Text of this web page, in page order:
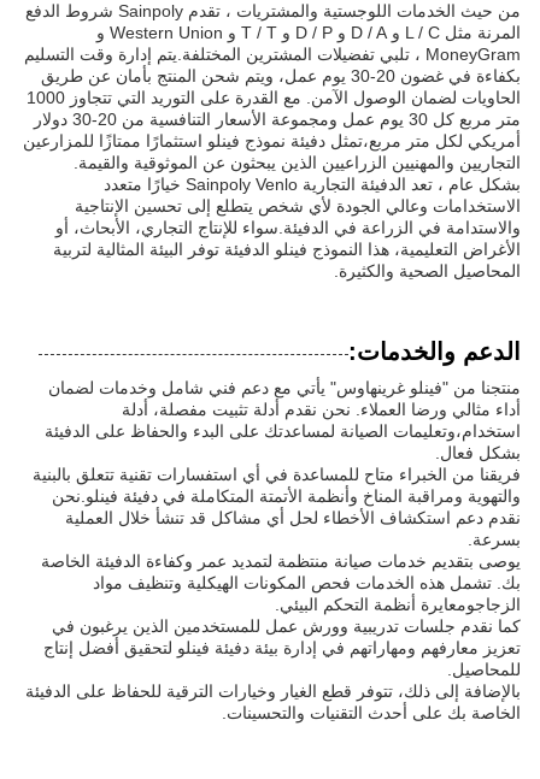
من حيث الخدمات اللوجستية والمشتريات ، تقدم Sainpoly شروط الدفع
المرنة مثل L / C و D / A و D / P و T / T و Western Union و
MoneyGram ، تلبي تفضيلات المشترين المختلفة.يتم إدارة وقت التسليم
بكفاءة في غضون 20-30 يوم عمل، ويتم شحن المنتج بأمان عن طريق
الحاويات لضمان الوصول الآمن. مع القدرة على التوريد التي تتجاوز 1000
متر مربع كل 30 يوم عمل ومجموعة الأسعار التنافسية من 20-30 دولار
أمريكي لكل متر مربع،تمثل دفيئة نموذج فينلو استثمارًا ممتازًا للمزارعين
التجاريين والمهنيين الزراعيين الذين يبحثون عن الموثوقية والقيمة.
بشكل عام ، تعد الدفيئة التجارية Sainpoly Venlo خيارًا متعدد
الاستخدامات وعالي الجودة لأي شخص يتطلع إلى تحسين الإنتاجية
والاستدامة في الزراعة في الدفيئة.سواء للإنتاج التجاري، الأبحاث، أو
الأغراض التعليمية، هذا النموذج فينلو الدفيئة توفر البيئة المثالية لتربية
المحاصيل الصحية والكثيرة.
الدعم والخدمات:
منتجنا من "فينلو غرينهاوس" يأتي مع دعم فني شامل وخدمات لضمان
أداء مثالي ورضا العملاء. نحن نقدم أدلة تثبيت مفصلة، أدلة
استخدام،وتعليمات الصيانة لمساعدتك على البدء والحفاظ على الدفيئة
بشكل فعال.
فريقنا من الخبراء متاح للمساعدة في أي استفسارات تقنية تتعلق بالبنية
والتهوية ومراقبة المناخ وأنظمة الأتمتة المتكاملة في دفيئة فينلو.نحن
نقدم دعم استكشاف الأخطاء لحل أي مشاكل قد تنشأ خلال العملية
بسرعة.
يوصى بتقديم خدمات صيانة منتظمة لتمديد عمر وكفاءة الدفيئة الخاصة
بك. تشمل هذه الخدمات فحص المكونات الهيكلية وتنظيف مواد
الزجاجومعايرة أنظمة التحكم البيئي.
كما نقدم جلسات تدريبية وورش عمل للمستخدمين الذين يرغبون في
تعزيز معارفهم ومهاراتهم في إدارة بيئة دفيئة فينلو لتحقيق أفضل إنتاج
للمحاصيل.
بالإضافة إلى ذلك، تتوفر قطع الغيار وخيارات الترقية للحفاظ على الدفيئة
الخاصة بك على أحدث التقنيات والتحسينات.